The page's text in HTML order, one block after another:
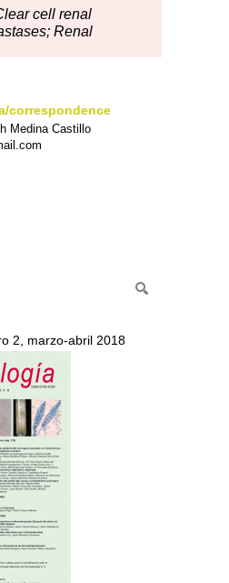
cell renal
Renal
correspondence
Medina Castillo
2, marzo-abril 2018